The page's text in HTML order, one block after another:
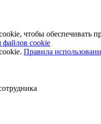
чтобы обеспечивать
файлов cookie
Правила